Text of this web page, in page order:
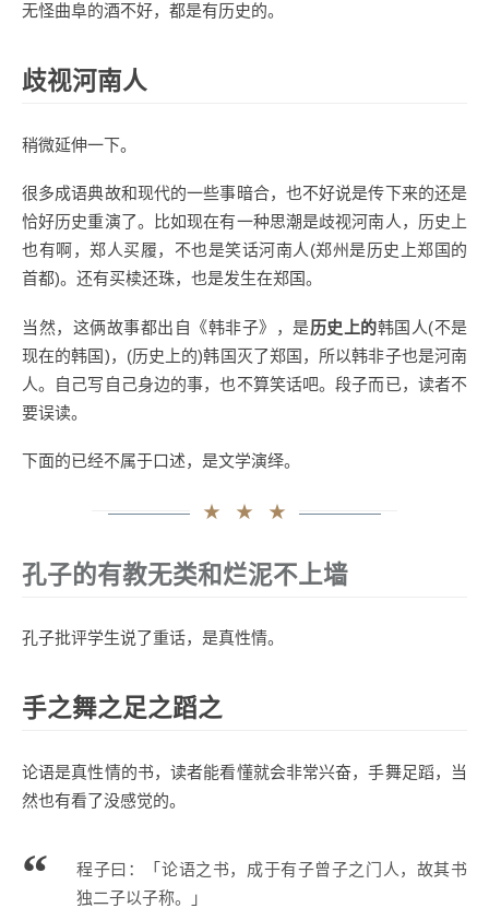
无怪曲阜的酒不好，都是有历史的。
歧视河南人
稍微延伸一下。
很多成语典故和现代的一些事暗合，也不好说是传下来的还是
恰好历史重演了。比如现在有一种思潮是歧视河南人，历史上
也有啊，郑人买履，不也是笑话河南人(郑州是历史上郑国的
首都)。还有买椟还珠，也是发生在郑国。
当然，这俩故事都出自《韩非子》，是历史上的韩国人(不是
现在的韩国)，(历史上的)韩国灭了郑国，所以韩非子也是河南
人。自己写自己身边的事，也不算笑话吧。段子而已，读者不
要误读。
下面的已经不属于口述，是文学演绎。
孔子的有教无类和烂泥不上墙
孔子批评学生说了重话，是真性情。
手之舞之足之蹈之
论语是真性情的书，读者能看懂就会非常兴奋，手舞足蹈，当
然也有看了没感觉的。
程子曰：「论语之书，成于有子曾子之门人，故其书
独二子以子称。」